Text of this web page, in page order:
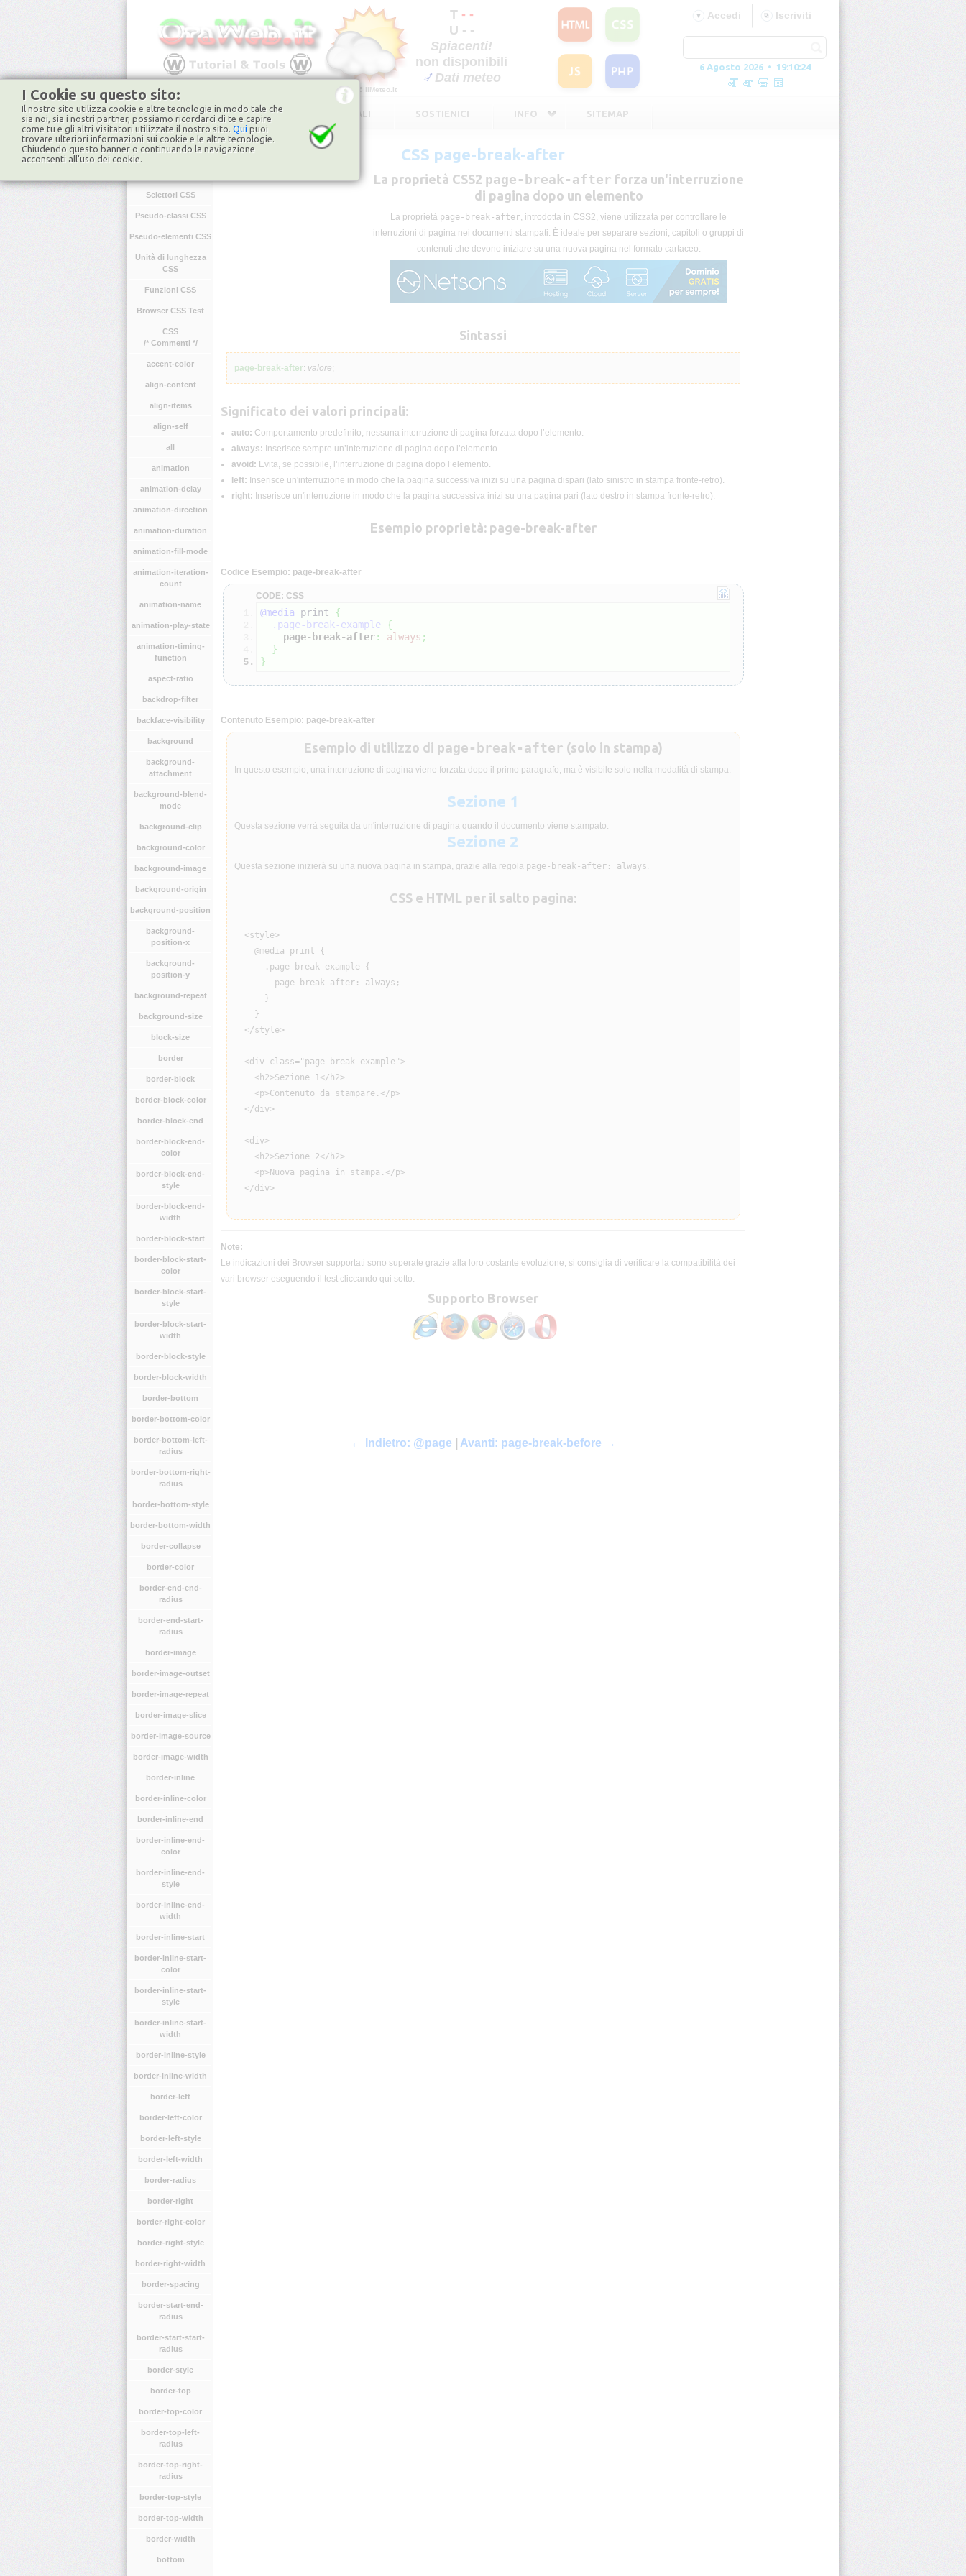
T - -
U - -
Spiacenti!
non disponibili
Dati meteo
©2026 ilMeteo.it
Iscriviti
Accedi
6 Agosto 2026 • 19:10:26
HOME FORUM NOTE LEGALI SOSTIENICI INFO SITEMAP
CSS
Selettori CSS
Pseudo-classi CSS
Pseudo-elementi CSS
Unità di lunghezza
CSS
Funzioni CSS
Browser CSS Test
CSS
/* Commenti */
accent-color
align-content
align-items
align-self
all
animation
animation-delay
animation-direction
animation-duration
animation-fill-mode
animation-iteration-
count
animation-name
animation-play-state
animation-timing-
function
aspect-ratio
backdrop-filter
backface-visibility
background
background-
attachment
background-blend-
mode
background-clip
background-color
background-image
background-origin
background-position
background-
position-x
background-
position-y
background-repeat
background-size
block-size
border
border-block
border-block-color
border-block-end
border-block-end-
color
border-block-end-
style
border-block-end-
width
border-block-start
border-block-start-
color
border-block-start-
style
border-block-start-
width
border-block-style
border-block-width
border-bottom
border-bottom-color
border-bottom-left-
radius
border-bottom-right-
radius
border-bottom-style
border-bottom-width
border-collapse
border-color
border-end-end-
radius
border-end-start-
radius
border-image
border-image-outset
border-image-repeat
border-image-slice
border-image-source
border-image-width
border-inline
border-inline-color
border-inline-end
border-inline-end-
color
border-inline-end-
style
border-inline-end-
width
border-inline-start
border-inline-start-
color
border-inline-start-
style
border-inline-start-
width
border-inline-style
border-inline-width
border-left
border-left-color
border-left-style
border-left-width
border-radius
border-right
border-right-color
border-right-style
border-right-width
border-spacing
border-start-end-
radius
border-start-start-
radius
border-style
border-top
border-top-color
border-top-left-
radius
border-top-right-
radius
border-top-style
border-top-width
border-width
bottom
CSS page-break-after
La proprietà CSS2 page-break-after forza un'interruzione
di pagina dopo un elemento
La proprietà page-break-after, introdotta in CSS2, viene utilizzata per controllare le
interruzioni di pagina nei documenti stampati. È ideale per separare sezioni, capitoli o gruppi di
contenuti che devono iniziare su una nuova pagina nel formato cartaceo.
Sintassi
page-break-after: valore;
Significato dei valori principali:
auto: Comportamento predefinito; nessuna interruzione di pagina forzata dopo l’elemento.
always: Inserisce sempre un’interruzione di pagina dopo l’elemento.
avoid: Evita, se possibile, l’interruzione di pagina dopo l’elemento.
left: Inserisce un'interruzione in modo che la pagina successiva inizi su una pagina dispari (lato sinistro in stampa fronte-retro).
right: Inserisce un'interruzione in modo che la pagina successiva inizi su una pagina pari (lato destro in stampa fronte-retro).
Esempio proprietà: page-break-after
Codice Esempio: page-break-after
CODE: CSS
@media print {
.page-break-example
{
page-break-after: always ;
}
}
Contenuto Esempio: page-break-after
Esempio di utilizzo di page-break-after (solo in stampa)
In questo esempio, una interruzione di pagina viene forzata dopo il primo paragrafo, ma è visibile solo nella modalità di stampa:
Sezione 1
Questa sezione verrà seguita da un'interruzione di pagina quando il documento viene stampato.
Sezione 2
Questa sezione inizierà su una nuova pagina in stampa, grazie alla regola page-break-after: always.
CSS e HTML per il salto pagina:
  <style>
    @media print {
      .page-break-example {
        page-break-after: always;
      }
    }
  </style>
  <div class="page-break-example">
    <h2>Sezione 1</h2>
    <p>Contenuto da stampare.</p>
  </div>
  <div>
    <h2>Sezione 2</h2>
    <p>Nuova pagina in stampa.</p>
  </div>
Note:
Le indicazioni dei Browser supportati sono superate grazie alla loro costante evoluzione, si consiglia di verificare la compatibilità dei
vari browser eseguendo il test cliccando qui sotto.
Supporto Browser
← Indietro: @page Avanti: page-break-before →
I Cookie su questo sito:
Il nostro sito utilizza cookie e altre tecnologie in modo tale che
sia noi, sia i nostri partner, possiamo ricordarci di te e capire
come tu e gli altri visitatori utilizzate il nostro sito. Qui puoi
trovare ulteriori informazioni sui cookie e le altre tecnologie.
Chiudendo questo banner o continuando la navigazione
acconsenti all'uso dei cookie.